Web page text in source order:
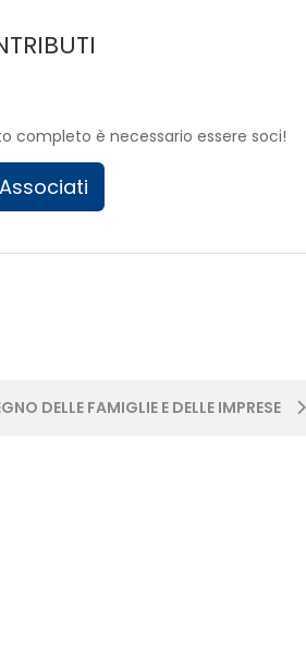
completo è necessario essere soci!
Associati
DELLE FAMIGLIE E DELLE IMPRESE